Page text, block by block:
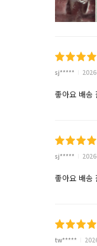
sj*****
좋아요 배송
sj*****
좋아요 배송
tw*****